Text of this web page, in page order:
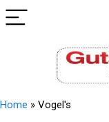
Home » Vogel's